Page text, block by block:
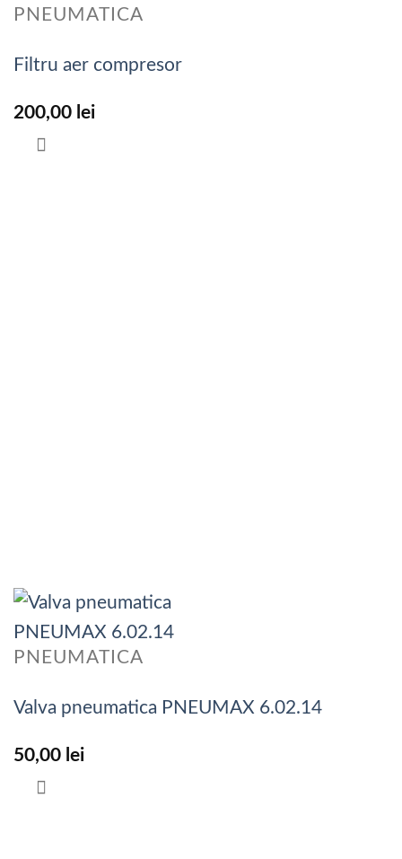
PNEUMATICA
Filtru aer compresor
200,00 lei
PNEUMATICA
Valva pneumatica PNEUMAX 6.02.14
50,00 lei